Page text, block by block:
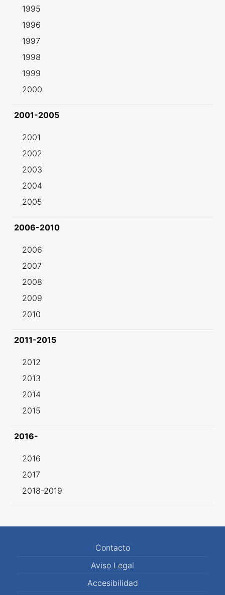
1995
1996
1997
1998
1999
2000
2001-2005
2001
2002
2003
2004
2005
2006-2010
2006
2007
2008
2009
2010
2011-2015
2012
2013
2014
2015
2016-
2016
2017
2018-2019
Contacto
Aviso Legal
Accesibilidad